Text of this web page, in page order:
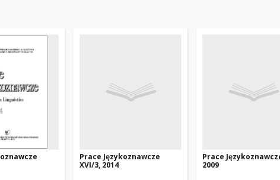
Prace Językoznawcze
XVI/3, 2014
Prace
2009